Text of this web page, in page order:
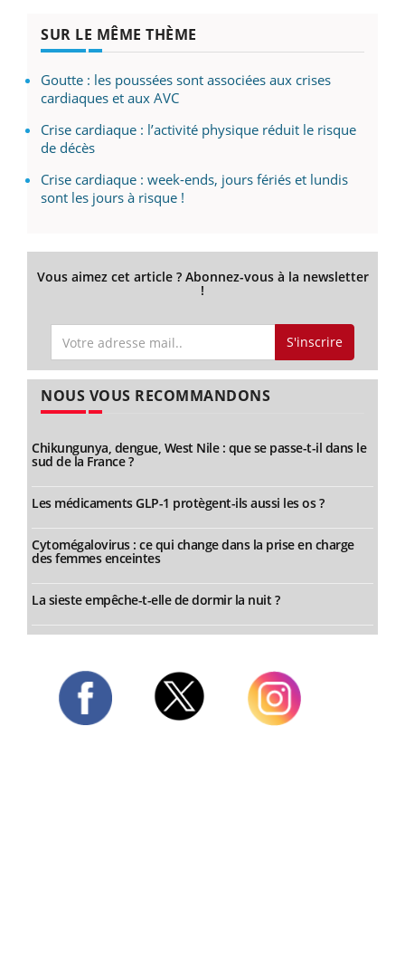
SUR LE MÊME THÈME
Goutte : les poussées sont associées aux crises
cardiaques et aux AVC
Crise cardiaque : l’activité physique réduit le risque
de décès
Crise cardiaque : week-ends, jours fériés et lundis
sont les jours à risque !
Vous aimez cet article ? Abonnez-vous à la newsletter
!
S'inscrire
NOUS VOUS RECOMMANDONS
Chikungunya, dengue, West Nile : que se passe-t-il dans le
sud de la France ?
Les médicaments GLP-1 protègent-ils aussi les os ?
Cytomégalovirus : ce qui change dans la prise en charge
des femmes enceintes
La sieste empêche-t-elle de dormir la nuit ?